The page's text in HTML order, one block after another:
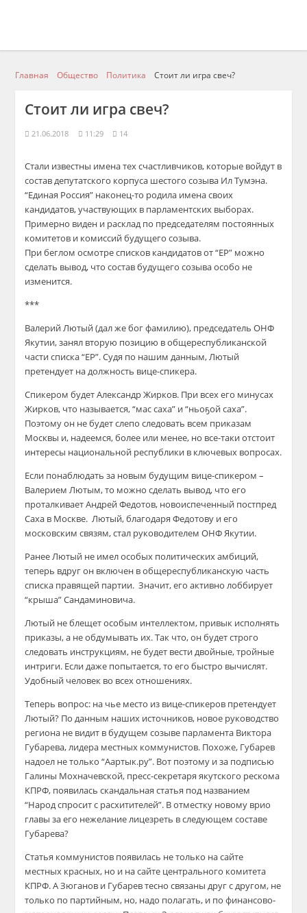
Главная Общество Политика Стоит ли игра свеч?
Стоит ли игра свеч?
21.06.2018 11:29 14
Стали известны имена тех счастливчиков, которые войдут в
состав депутатского корпуса шестого созыва Ил Тумэна.
“Единая Россия” наконец-то родила имена своих
кандидатов, участвующих в парламентских выборах.
Примерно виден и расклад по председателям постоянных
комитетов и комиссий будущего созыва.
При беглом осмотре списков кандидатов от “ЕР” можно
сделать вывод, что состав будущего созыва особо не
изменится.
***
Валерий Лютый (дал же бог фамилию), председатель ОНФ
Якутии, занял вторую позицию в общереспубликанской
части списка “ЕР”. Судя по нашим данным, Лютый
претендует на должность вице-спикера.
Спикером будет Александр Жирков. При всех его минусах
Жирков, что называется, “мас саха” и “ньоҕой саха”.
Поэтому он не будет слепо следовать всем приказам
Москвы и, надеемся, более или менее, но все-таки отстоит
интересы национальной республики в ключевых вопросах.
Если понаблюдать за новым будущим вице-спикером –
Валерием Лютым, то можно сделать вывод, что его
проталкивает Андрей Федотов, новоиспеченный постпред
Саха в Москве. Лютый, благодаря Федотову и его
московским связям, стал руководителем ОНФ Якутии.
Ранее Лютый не имел особых политических амбиций,
теперь вдруг он включен в общереспубликанскую часть
списка правящей партии. Значит, его активно лоббирует
“крыша” Сандаминовича.
Лютый не блещет особым интеллектом, привык исполнять
приказы, а не обдумывать их. Так что, он будет строго
следовать инструкциям, не будет вести двойные, тройные
интриги. Если даже попытается, то его быстро вычислят.
Удобный человек во всех отношениях.
Теперь вопрос: на чье место из вице-спикеров претендует
Лютый? По данным наших источников, новое руководство
региона не видит в будущем созыве парламента Виктора
Губарева, лидера местных коммунистов. Похоже, Губарев
надоел не только “Аартык.ру”. Вот поэтому и за подписью
Галины Мохначевской, пресс-секретаря якутского рескома
КПРФ, появилась скандальная статья под названием
“Народ спросит с расхитителей”. В отместку новому врио
главы за его нежелание лицезреть в следующем составе
Губарева?
Статья коммунистов появилась не только на сайте
местных красных, но и на сайте центрального комитета
КПРФ. А Зюганов и Губарев тесно связаны друг с другом, не
только по партийным, но, надо полагать, и по финансово-